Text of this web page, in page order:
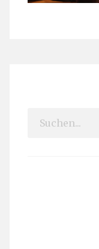
Search